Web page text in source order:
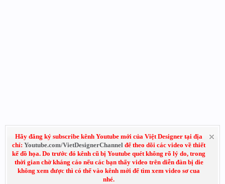
Hãy đăng ký subscribe kênh Youtube mới của Việt Designer tại địa
chỉ: Youtube.com/VietDesignerChannel để theo dõi các video về thiết
kế đồ họa. Do trước đó kênh cũ bị Youtube quét không rõ lý do, trong
thời gian chờ kháng cáo nếu các bạn thấy video trên diễn đàn bị die
không xem được thì có thể vào kênh mới để tìm xem video sơ cua
nhé.